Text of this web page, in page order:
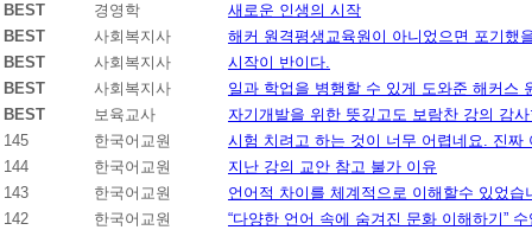
BEST
경영학
새로운 인생의 시작
BEST
사회복지사
해커 원격평생교육원이 아니었으면 포기했
BEST
사회복지사
시작이 반이다.
BEST
사회복지사
일과 학업을 병행할 수 있게 도와준 해커스
BEST
보육교사
자기개발을 위한 뜻깊고도 보람찬 강의 감
145
한국어교원
시험 치려고 하는 것이 너무 어렵네요. 진
144
한국어교원
지난 강의 교안 참고 불가 이유
143
한국어교원
언어적 차이를 체계적으로 이해할수 있었습
142
한국어교원
“다양한 언어 속에 숨겨진 문화 이해하기”